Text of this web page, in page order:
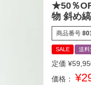
★50％
物 斜め
商品番号
SALE 送料
定価 ¥
価格： ¥